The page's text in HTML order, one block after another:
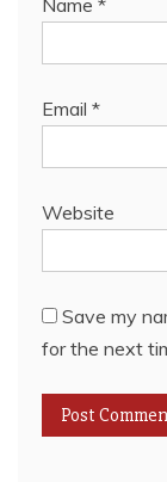
Email *
Website
Save my
for the next